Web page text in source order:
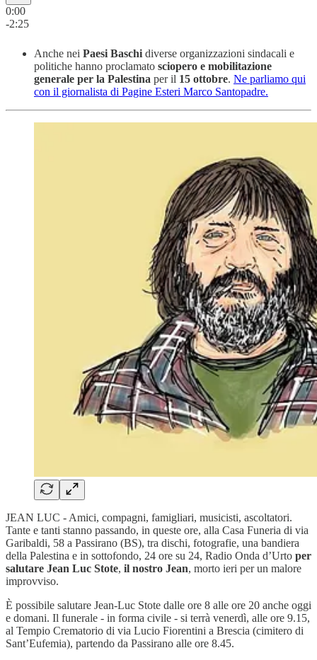
0:00
-2:25
Anche nei Paesi Baschi diverse organizzazioni sindacali e
politiche hanno proclamato sciopero e mobilitazione
generale per la Palestina per il 15 ottobre. Ne parliamo qui
con il giornalista di Pagine Esteri Marco Santopadre.
JEAN LUC - Amici, compagni, famigliari, musicisti, ascoltatori.
Tante e tanti stanno passando, in queste ore, alla Casa Funeria di via
Garibaldi, 58 a Passirano (BS), tra dischi, fotografie, una bandiera
della Palestina e in sottofondo, 24 ore su 24, Radio Onda d’Urto per
salutare Jean Luc Stote, il nostro Jean, morto ieri per un malore
improvviso.
È possibile salutare Jean-Luc Stote dalle ore 8 alle ore 20 anche oggi
e domani. Il funerale - in forma civile - si terrà venerdì, alle ore 9.15,
al Tempio Crematorio di via Lucio Fiorentini a Brescia (cimitero di
Sant’Eufemia), partendo da Passirano alle ore 8.45.